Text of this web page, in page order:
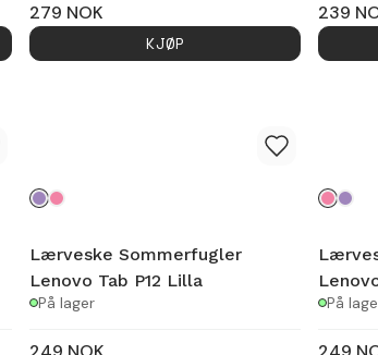
279 NOK
KJØP
239
Lærveske Sommerfugler
Lenovo Tab P12 Lilla
På lager På